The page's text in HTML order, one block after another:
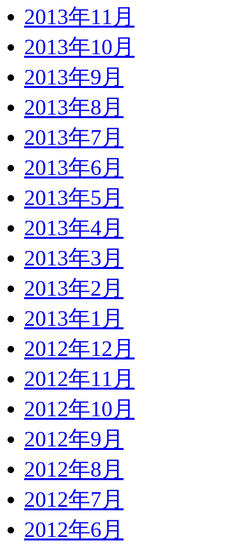
2013年11月
2013年10月
2013年9月
2013年8月
2013年7月
2013年6月
2013年5月
2013年4月
2013年3月
2013年2月
2013年1月
2012年12月
2012年11月
2012年10月
2012年9月
2012年8月
2012年7月
2012年6月